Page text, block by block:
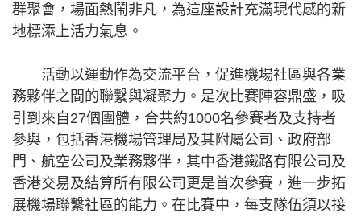
群聚會，場面熱鬧非凡，為這座設計充滿現代感的新
地標添上活力氣息。
活動以運動作為交流平台，促進機場社區與各業
務夥伴之間的聯繫與凝聚力。是次比賽陣容鼎盛，吸
引到來自27個團體，合共約1000名參賽者及支持者
參與，包括香港機場管理局及其附屬公司、政府部
門、航空公司及業務夥伴，其中香港鐵路有限公司及
香港交易及結算所有限公司更是首次參賽，進一步拓
展機場聯繫社區的能力。在比賽中，每支隊伍須以接